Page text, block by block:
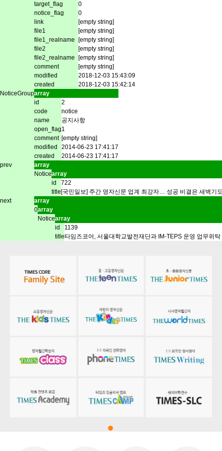
target_flag
0
notice_flag
0
link
[empty string]
file1
[empty string]
file1_realname
[empty string]
file2
[empty string]
file2_realname
[empty string]
comment
[empty string]
modified
2018-12-03 15:43:09
created
2018-12-03 15:42:14
NoticeGrouparray
id
2
code
notice
name
공지사항
open_flag1
comment [empty string]
modified
2014-06-23 17:41:17
created
2014-06-23 17:41:17
prev
array
Noticearray
id
722
title[국민일보] 주간 영자신문 업계 최강자… 성공 비결은 새벽기
next
array
0array
Noticearray
id
1139
title타임즈코어, 서울대학교발전재단과 IM-TEPS 운영 업무위